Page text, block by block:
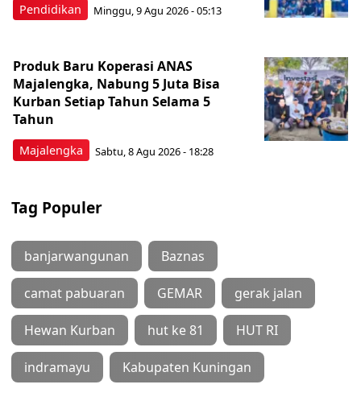
Pendidikan Minggu, 9 Agu 2026 - 05:13
Majalengka
Produk Baru Koperasi ANAS
Majalengka, Nabung 5 Juta Bisa
Kurban Setiap Tahun Selama 5
Tahun
Sabtu, 8 Agu 2026 - 18:28
Tag Populer
banjarwangunan Baznas
camat pabuaran GEMAR gerak jalan
Hewan Kurban hut ke 81 HUT RI
indramayu Kabupaten Kuningan